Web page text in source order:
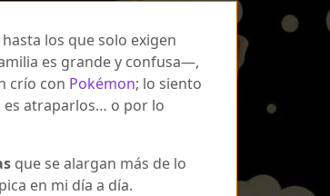
los que solo exigen
es grande y confusa—,
crío con Pokémon; lo siento
es atraparlos… o por lo
que se alargan más de lo
en mi día a día.